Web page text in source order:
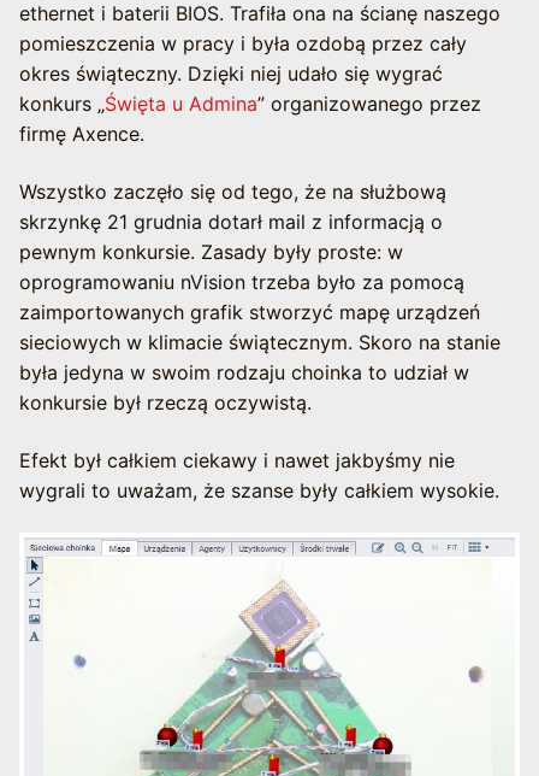
ethernet i baterii BIOS. Trafiła ona na ścianę naszego
pomieszczenia w pracy i była ozdobą przez cały
okres świąteczny. Dzięki niej udało się wygrać
konkurs „Święta u Admina” organizowanego przez
firmę Axence.
Wszystko zaczęło się od tego, że na służbową
skrzynkę 21 grudnia dotarł mail z informacją o
pewnym konkursie. Zasady były proste: w
oprogramowaniu nVision trzeba było za pomocą
zaimportowanych grafik stworzyć mapę urządzeń
sieciowych w klimacie świątecznym. Skoro na stanie
była jedyna w swoim rodzaju choinka to udział w
konkursie był rzeczą oczywistą.
Efekt był całkiem ciekawy i nawet jakbyśmy nie
wygrali to uważam, że szanse były całkiem wysokie.